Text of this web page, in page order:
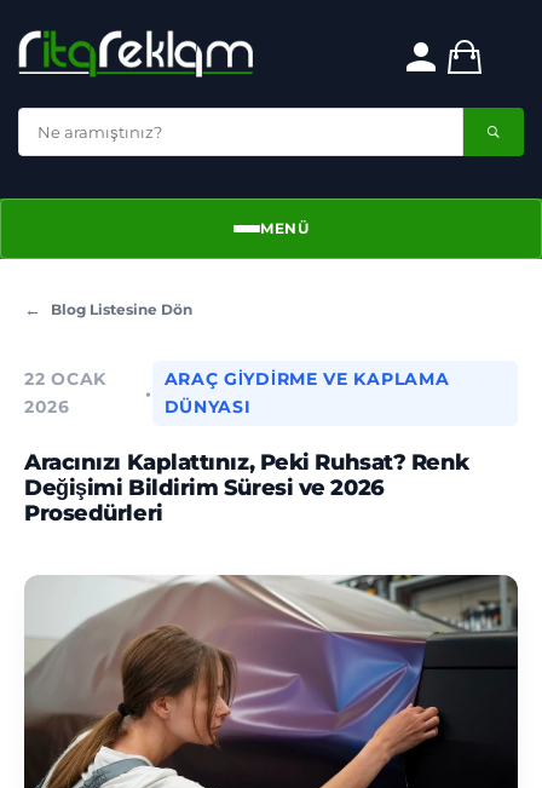
Menü
MENÜ
Blog Listesine Dön
22 OCAK
2026
•
ARAÇ GIYDIRME VE KAPLAMA
DÜNYASI
Aracınızı Kaplattınız, Peki Ruhsat? Renk
Değişimi Bildirim Süresi ve 2026
Prosedürleri